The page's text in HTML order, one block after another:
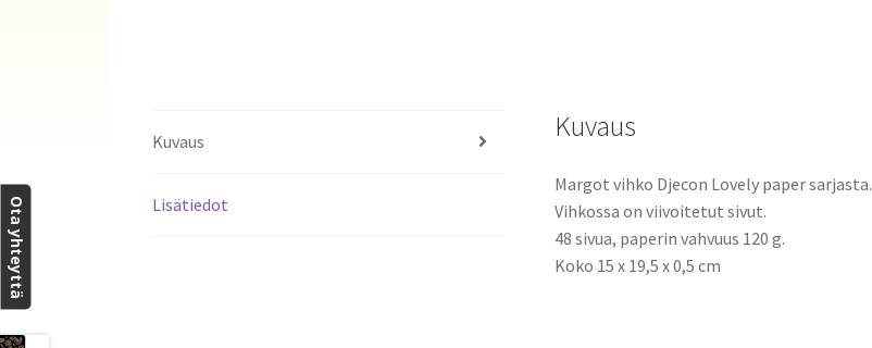
Kuvaus
Lisätiedot
Kuvaus
Margot vihko Djecon Lovely paper sarjasta.
Vihkossa on viivoitetut sivut.
48 sivua, paperin vahvuus 120 g.
Koko 15 x 19,5 x 0,5 cm
Ota yhteyttä